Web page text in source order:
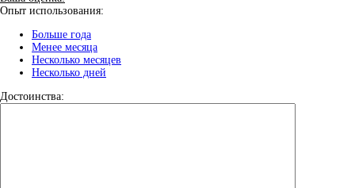
Опыт использования:
Больше года
Менее месяца
Несколько месяцев
Несколько дней
Достоинства: